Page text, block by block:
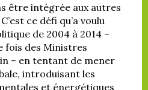
être intégrée aux autres
ce défi qu’a voulu
de 2004 à 2014 –
fois des Ministres
– en tentant de mener
introduisant les
et énergétiques